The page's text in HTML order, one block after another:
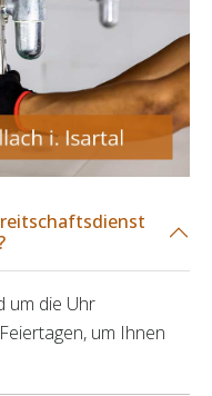
um die Uhr
um Ihnen